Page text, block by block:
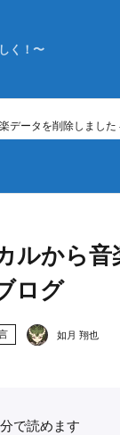
く！〜
データを削除しまし
ルから音
ログ
如月 翔也
分で読めます